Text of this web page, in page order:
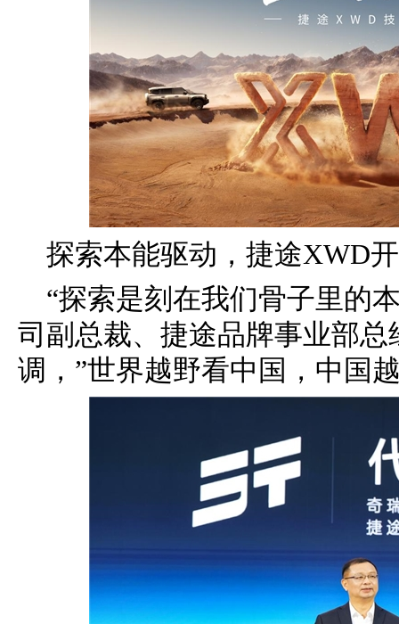
探索本能驱动，捷途XWD
“探索是刻在我们骨子里的
司副总裁、捷途品牌事业部
调，”世界越野看中国，中国